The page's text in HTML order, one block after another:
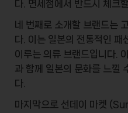
다. 면세점에서 반드시 체크
네 번째로 소개할 브랜드는
다. 이는 일본의 전통적인 패
이루는 의류 브랜드입니다.
과 함께 일본의 문화를 느낄
다.
마지막으로 선데이 마켓